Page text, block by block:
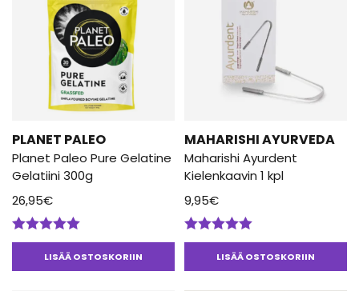
PLANET PALEO
Planet Paleo Pure Gelatine
Gelatiini 300g
26,95€
Arvostelu
tuotteesta:LISÄÄ OSTOSKORIIN
MAHARISHI AYURVEDA
Maharishi Ayurdent
Kielenkaavin 1 kpl
9,95€
Arvostelu
tuotteesta:LISÄÄ OSTOSKORIIN